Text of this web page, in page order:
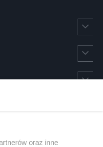
oraz inne